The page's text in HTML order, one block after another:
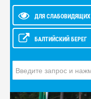
ДЛЯ СЛАБОВИДЯЩИХ
БАЛТИЙСКИЙ БЕРЕГ